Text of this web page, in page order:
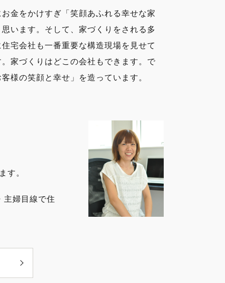
金をかけすぎ「笑顔あふれる幸せな家
います。そして、家づくりをされる多
宅会社も一番重要な構造現場を見せて
家づくりはどこの会社もできます。で
様の笑顔と幸せ」を造っています。
す。
主婦目線で住